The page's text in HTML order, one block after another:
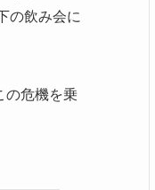
の飲み会に
の危機を乗